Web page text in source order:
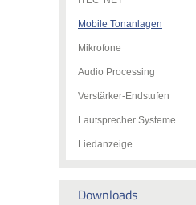
Mobile Tonanlagen
Mikrofone
Audio Processing
Verstärker-Endstufen
Lautsprecher Systeme
Liedanzeige
Downloads